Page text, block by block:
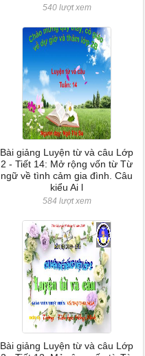
540 lượt xem
Bài giảng Luyện từ và câu Lớp
2 - Tiết 14: Mở rộng vốn từ Từ
ngữ về tình cảm gia đình. Câu
kiểu Ai l
584 lượt xem
Bài giảng Luyện từ và câu Lớp